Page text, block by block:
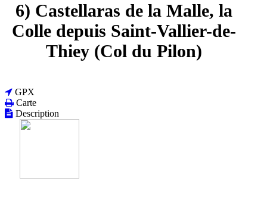
6) Castellaras de la Malle, la
Colle depuis Saint-Vallier-de-
Thiey (Col du Pilon)
GPX
Carte
Description